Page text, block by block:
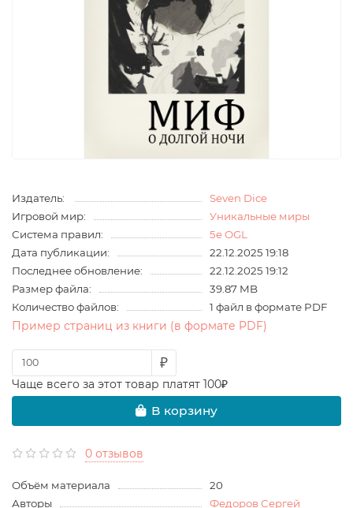
Издатель:
Seven Dice
Игровой мир:
Уникальные миры
Система правил:
5e OGL
Дата публикации:
22.12.2025 19:18
Последнее обновление:
22.12.2025 19:12
Размер файла:
39.87 MB
Количество файлов:
1 файл в формате PDF
Пример страниц из книги (в формате PDF)
₽
Чаще всего за этот товар платят 100₽
В корзину
0 отзывов
Объём материала
20
Авторы
Федоров Сергей